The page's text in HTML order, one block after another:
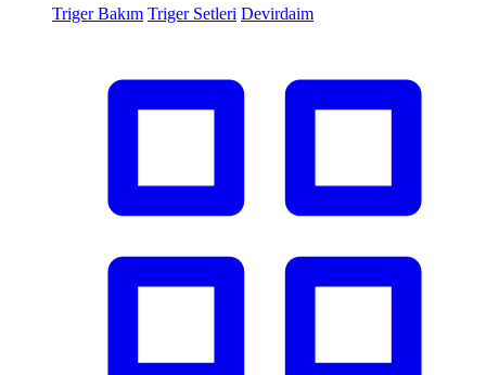
Triger Bakım Triger Setleri Devirdaim